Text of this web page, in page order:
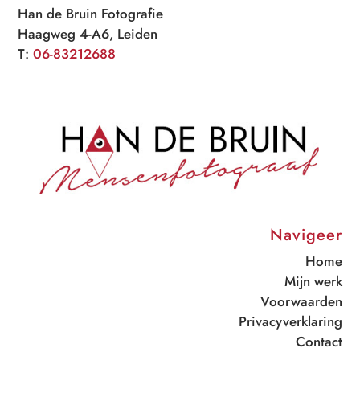
Han de Bruin Fotografie
Haagweg 4-A6, Leiden
T:06-83212688
Navigeer
Home
Mijn werk
Voorwaarden
Privacyverklaring
Contact